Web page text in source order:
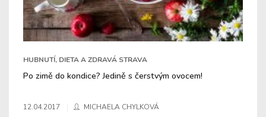
HUBNUTÍ, DIETA A ZDRAVÁ STRAVA
Po zimě do kondice? Jedině s čerstvým ovocem!
12.04.2017 MICHAELA CHYLKOVÁ